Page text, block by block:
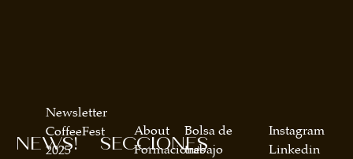
SECCIONES
About
Formaciones
Bolsa de
trabajo
NEWS!
Newsletter
CoffeeFest
2025
Instagram
Linkedin